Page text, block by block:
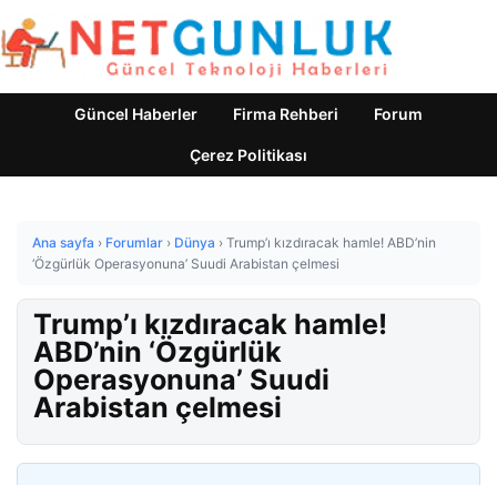
Güncel Haberler Firma Rehberi Forum
Çerez Politikası
Ana sayfa › Forumlar › Dünya › Trump’ı kızdıracak hamle! ABD’nin
‘Özgürlük Operasyonuna’ Suudi Arabistan çelmesi
Trump’ı kızdıracak hamle!
ABD’nin ‘Özgürlük
Operasyonuna’ Suudi
Arabistan çelmesi